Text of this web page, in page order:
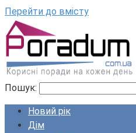
Перейти до вмісту
Пошук:
Новий рік
Дім